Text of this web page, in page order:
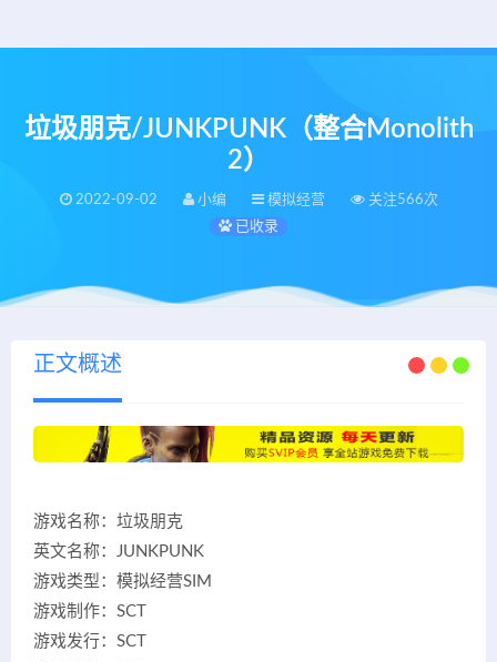
垃圾朋克/JUNKPUNK（整合Monolith
2）
2022-09-02 小编 模拟经营
关注566次
已收录
正文概述
游戏名称：垃圾朋克
英文名称：JUNKPUNK
游戏类型：模拟经营SIM
游戏制作：SCT
游戏发行：SCT